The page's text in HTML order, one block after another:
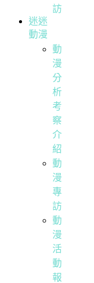
訪
迷迷
動漫
動
漫
分
析
考
察
介
紹
動
漫
專
訪
動
漫
活
動
報